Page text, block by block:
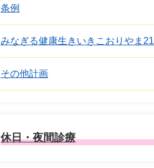
条例
みなぎる健康生きいきこおりやま21
その他計画
休日・夜間診療